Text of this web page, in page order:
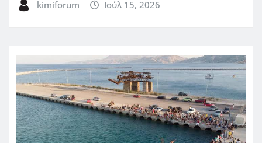
kimiforum Ιούλ 15, 2026